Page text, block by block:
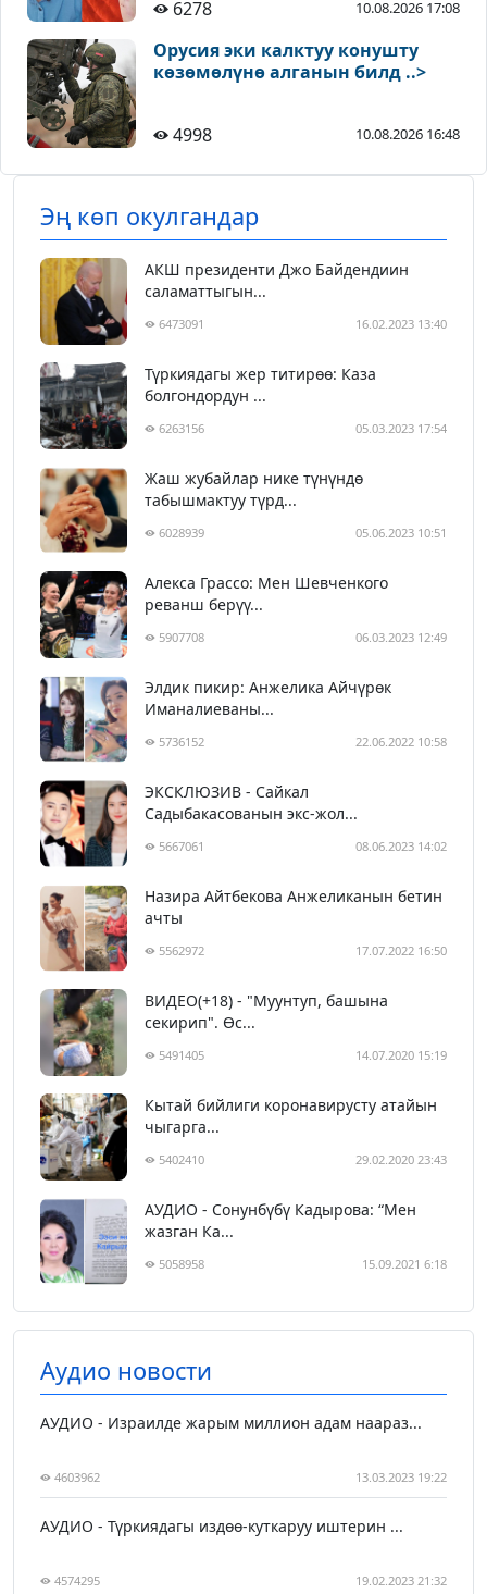
6278 10.08.2026 17:08
Орусия эки калктуу конушту
көзөмөлүнө алганын билд ..>
4998 10.08.2026 16:48
Эң көп окулгандар
АКШ президенти Джо Байдендиин
саламаттыгын...
6473091 16.02.2023 13:40
Түркиядагы жер титирөө: Каза
болгондордун ...
6263156 05.03.2023 17:54
Жаш жубайлар нике түнүндө
табышмактуу түрд...
6028939 05.06.2023 10:51
Алекса Грассо: Мен Шевченкого
реванш берүү...
5907708 06.03.2023 12:49
Элдик пикир: Анжелика Айчүрөк
Иманалиеваны...
5736152 22.06.2022 10:58
ЭКСКЛЮЗИВ - Сайкал
Садыбакасованын экс-жол...
5667061 08.06.2023 14:02
Назира Айтбекова Анжеликанын бетин
ачты
5562972 17.07.2022 16:50
ВИДЕО(+18) - "Муунтуп, башына
секирип". Өс...
5491405 14.07.2020 15:19
Кытай бийлиги коронавирусту атайын
чыгарга...
5402410 29.02.2020 23:43
АУДИО - Сонунбүбү Кадырова: “Мен
жазган Ка...
5058958 15.09.2021 6:18
Аудио новости
АУДИО - Израилде жарым миллион адам наараз...
4603962 13.03.2023 19:22
АУДИО - Түркиядагы издөө-куткаруу иштерин ...
4574295 19.02.2023 21:32